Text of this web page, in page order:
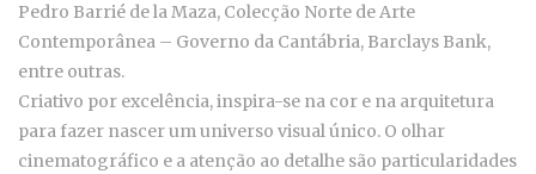
Pedro Barrié de la Maza, Colecção Norte de Arte
Contemporânea – Governo da Cantábria, Barclays Bank,
entre outras.
Criativo por excelência, inspira-se na cor e na arquitetura
para fazer nascer um universo visual único. O olhar
cinematográfico e a atenção ao detalhe são particularidades